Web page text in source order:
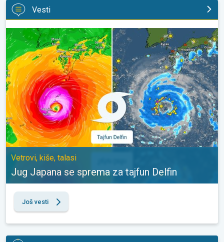
Vesti
Jug Japana se sprema za tajfun Delfin. Vetrovi, kiše, talasi. . .
Vetrovi, kiše, talasi
Jug Japana se sprema za tajfun Delfin
Još vesti